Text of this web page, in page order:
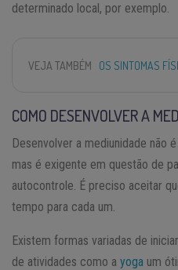
determinado local, por exemplo.
VEJA TAMBÉM OS SINTOMAS
COMO DESENVOLVER A
Desenvolver a mediunidade não
mas é exigente em questão de
autocontrole. É preciso aceitar
tempo para cada um.
Existem formas variadas de
de atividades como a yoga um